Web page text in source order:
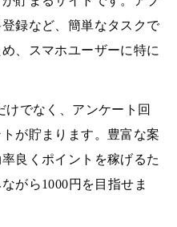
録など、簡単なタスクで
、スマホユーザーに特に
けでなく、アンケート回
が貯まります。豊富な案
良くポイントを稼げるた
がら1000円を目指せま